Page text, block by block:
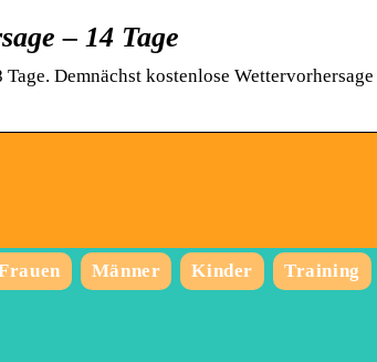
– 14 Tage
Demnächst kostenlose Wettervorhersage
Männer Kinder Training